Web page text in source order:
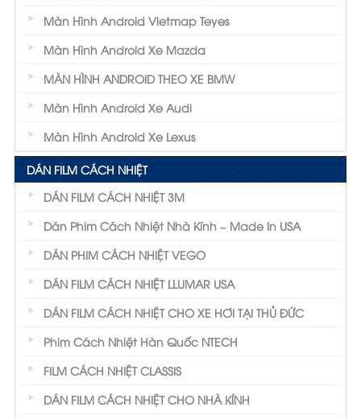
Màn Hình Android Vietmap Teyes
Màn Hình Android Xe Mazda
MÀN HÌNH ANDROID THEO XE BMW
Màn Hình Android Xe Audi
Màn Hình Android Xe Lexus
DÁN FILM CÁCH NHIỆT
DÁN FILM CÁCH NHIỆT 3M
Dán Phim Cách Nhiệt Nhà Kính – Made In USA
DÁN PHIM CÁCH NHIỆT VEGO
DÁN FILM CÁCH NHIỆT LLUMAR USA
DÁN FILM CÁCH NHIỆT CHO XE HƠI TẠI THỦ ĐỨC
Phim Cách Nhiệt Hàn Quốc NTECH
FILM CÁCH NHIỆT CLASSIS
DÁN FILM CÁCH NHIỆT CHO NHÀ KÍNH